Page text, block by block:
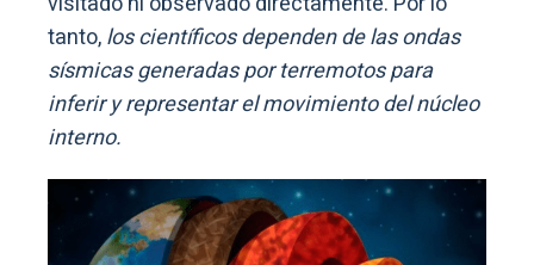
tanto,los científicos dependen de las ondas
sísmicas generadas por terremotos para
inferir y representar el movimiento del núcleo
interno.